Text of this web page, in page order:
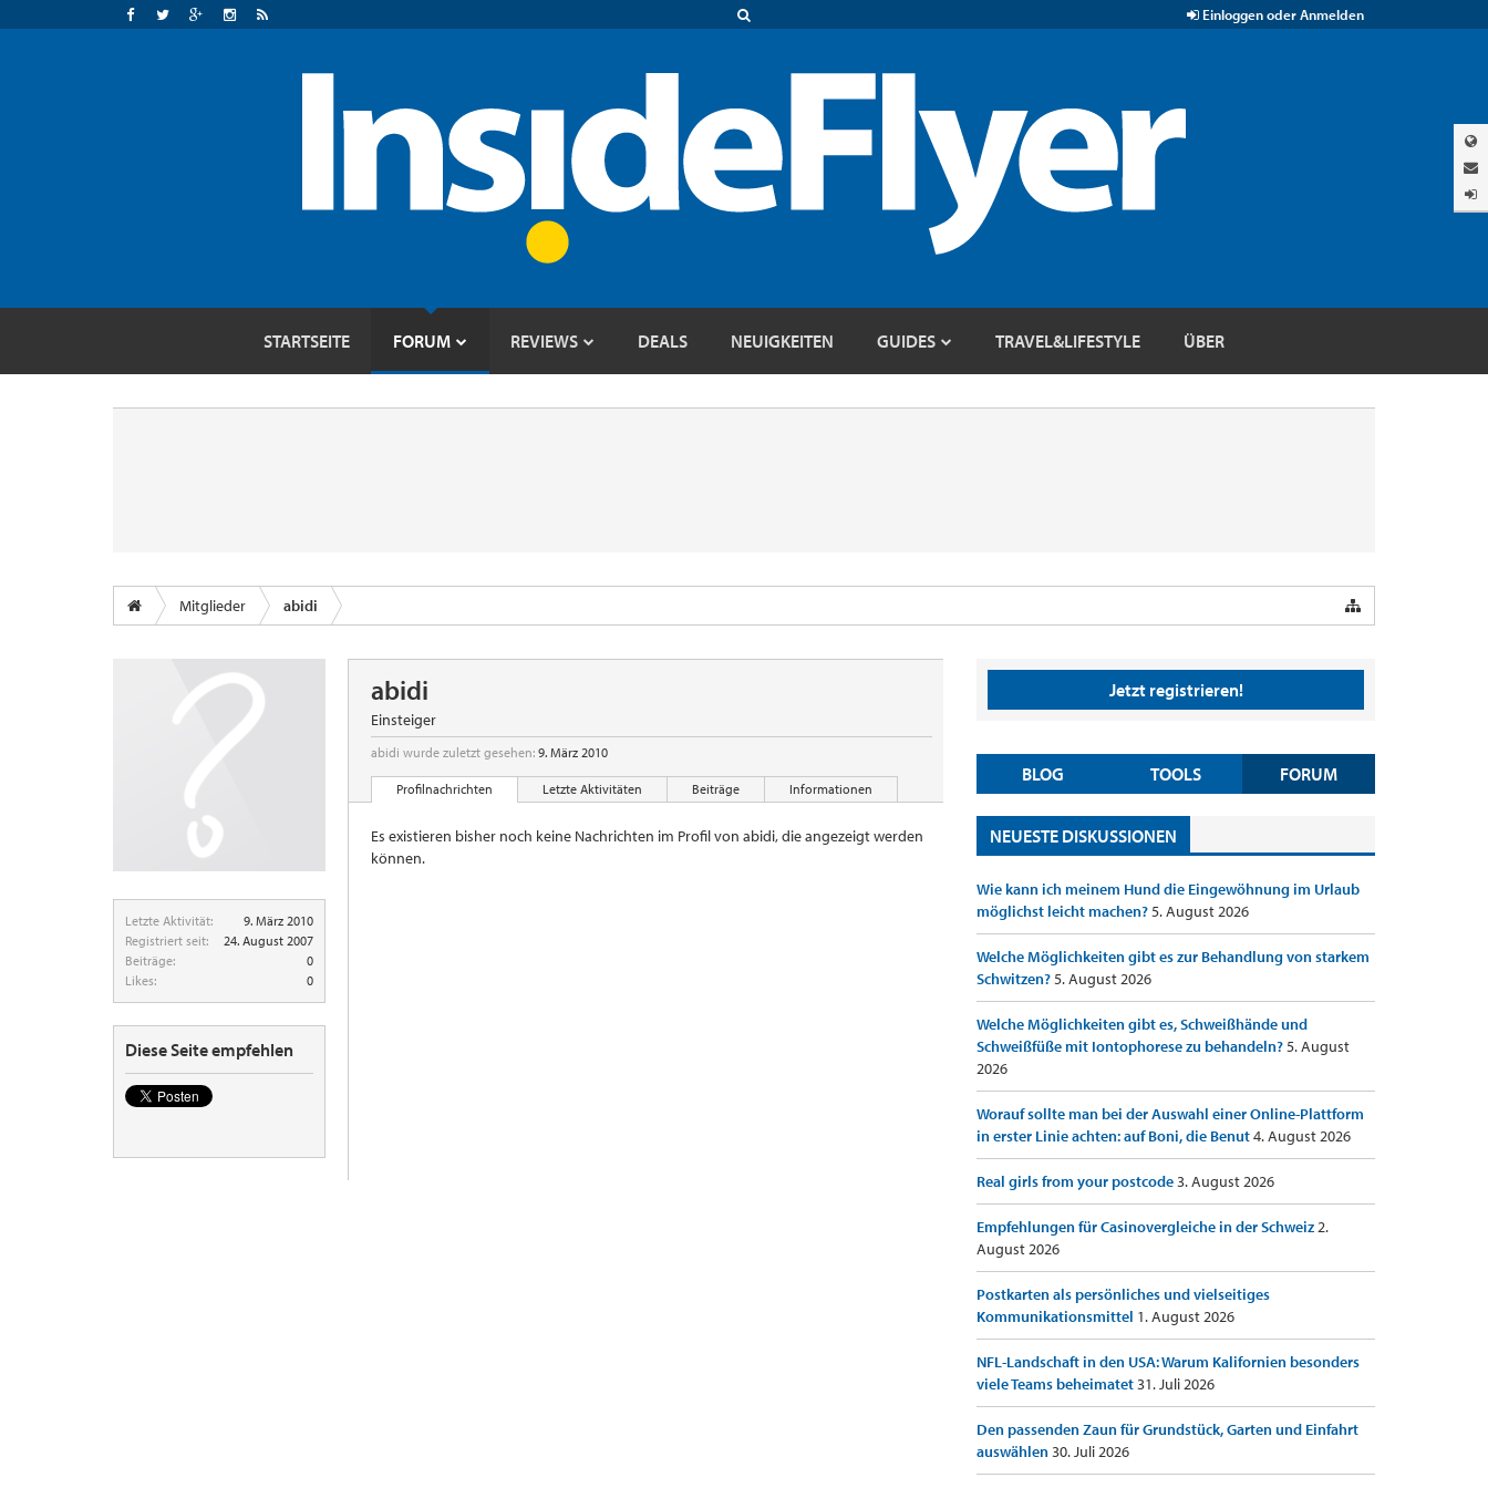
Einloggen oder Anmelden
STARTSEITE FORUM REVIEWS DEALS NEUIGKEITEN GUIDES TRAVEL&LIFESTYLE ÜBER
Mitglieder abidi
Letzte Aktivität:
9. März 2010
Registriert seit:
24. August 2007
Beiträge:
0
Likes:
0
Diese Seite empfehlen
abidi
Einsteiger
abidi wurde zuletzt gesehen: 9. März 2010
Profilnachrichten Letzte Aktivitäten Beiträge Informationen
Es existieren bisher noch keine Nachrichten im Profil von abidi, die angezeigt werden
können.
Jetzt registrieren!
BLOG TOOLS FORUM
NEUESTE DISKUSSIONEN
Wie kann ich meinem Hund die Eingewöhnung im Urlaub
möglichst leicht machen?5. August 2026
Welche Möglichkeiten gibt es zur Behandlung von starkem
Schwitzen?5. August 2026
Welche Möglichkeiten gibt es, Schweißhände und
Schweißfüße mit Iontophorese zu behandeln?5. August
2026
Worauf sollte man bei der Auswahl einer Online-Plattform
in erster Linie achten: auf Boni, die Benut4. August 2026
Real girls from your postcode3. August 2026
Empfehlungen für Casinovergleiche in der Schweiz2.
August 2026
Postkarten als persönliches und vielseitiges
Kommunikationsmittel 1. August 2026
NFL-Landschaft in den USA: Warum Kalifornien besonders
viele Teams beheimatet31. Juli 2026
Den passenden Zaun für Grundstück, Garten und Einfahrt
auswählen30. Juli 2026